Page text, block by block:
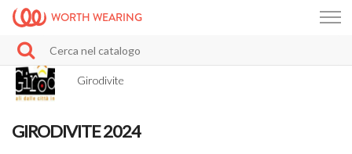
WORTH WEARING
Girodivite
GIRODIVITE 2024